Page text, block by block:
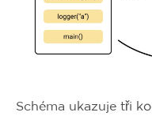
Schéma ukazuje tři